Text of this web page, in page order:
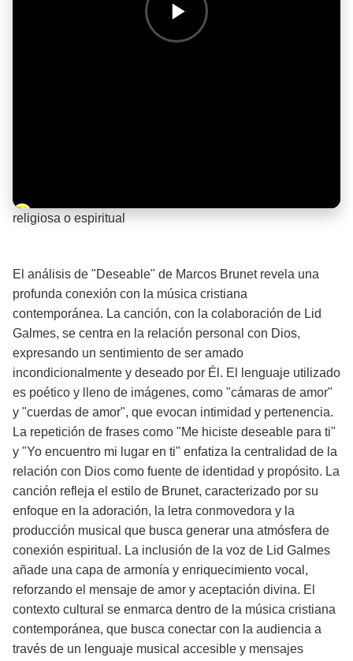
Barra de progreso de la reproducción
religiosa o espiritual
El análisis de "Deseable" de Marcos Brunet revela una
profunda conexión con la música cristiana
contemporánea. La canción, con la colaboración de Lid
Galmes, se centra en la relación personal con Dios,
expresando un sentimiento de ser amado
incondicionalmente y deseado por Él. El lenguaje utilizado
es poético y lleno de imágenes, como "cámaras de amor"
y "cuerdas de amor", que evocan intimidad y pertenencia.
La repetición de frases como "Me hiciste deseable para ti"
y "Yo encuentro mi lugar en ti" enfatiza la centralidad de la
relación con Dios como fuente de identidad y propósito. La
canción refleja el estilo de Brunet, caracterizado por su
enfoque en la adoración, la letra conmovedora y la
producción musical que busca generar una atmósfera de
conexión espiritual. La inclusión de la voz de Lid Galmes
añade una capa de armonía y enriquecimiento vocal,
reforzando el mensaje de amor y aceptación divina. El
contexto cultural se enmarca dentro de la música cristiana
contemporánea, que busca conectar con la audiencia a
través de un lenguaje musical accesible y mensajes